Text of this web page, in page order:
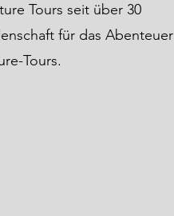
Tours seit über 30
für das Abenteuer
Tours.